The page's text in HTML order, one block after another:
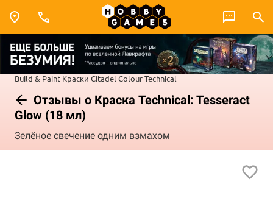
Build & Paint Краски Citadel ColourTechnical
Отзывы о Краска Technical: Tesseract
Glow (18 мл)
Зелёное свечение одним взмахом